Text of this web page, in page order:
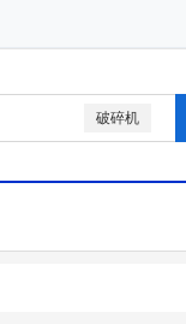
破碎机